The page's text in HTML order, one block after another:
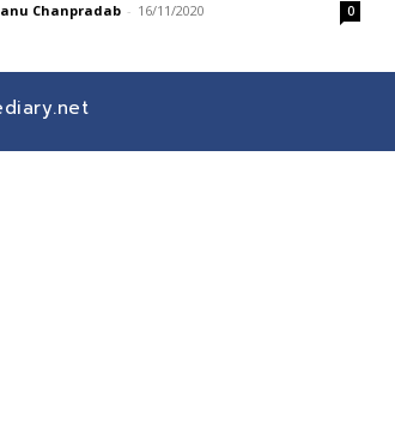
Chanpradab - 16/11/2020 0